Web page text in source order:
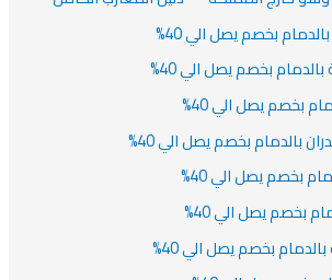
بخصم يصل الي 40%
بخصم يصل الي 40%
بخصم يصل الي 40%
بالدمام بخصم يصل الي 40%
بخصم يصل الي 40%
بخصم يصل الي 40%